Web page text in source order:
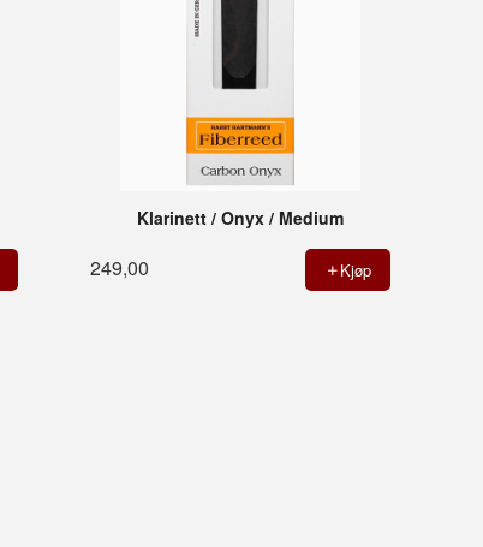
Klarinett / Onyx / Medium
249,00 Kjøp